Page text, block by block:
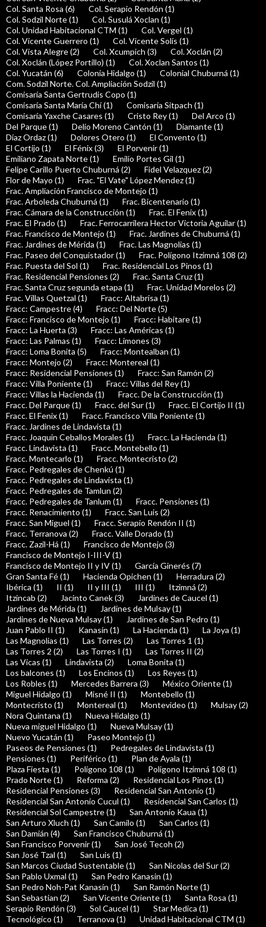
Col. Santa Rosa (6)
Col. Serapio Rendón (1)
Col. Sodzil Norte (1)
Col. Susulá Xoclan (1)
Col. Unidad Habitacional CTM (1)
Col. Vergel (1)
Col. Vicente Guerrero (1)
Col. Vicente Solís (1)
Col. Vista Alegre (2)
Col. Xcumpich (3)
Col. Xoclán (2)
Col. Xoclán (López Portillo) (1)
Col. Xoclan Santos (1)
Col. Yucatán (6)
Colonia Hidalgo (1)
Colonial Chuburná (1)
Com. Sodzil Norte. Col. Ampliación Sodzil (1)
Comisaría Santa Gertrudis Copo (1)
Comisaría Santa María Chí (1)
Comisaría Sitpach (1)
Comisaría Yaxche Casares (1)
Cristo Rey (1)
Del Arco (1)
Del Parque (1)
Delio Moreno Cantón (1)
Diamante (1)
Díaz Ordaz (1)
Dolores Otero (1)
El Convento (1)
El Cortijo (1)
El Fénix (3)
El Porvenir (1)
Emiliano Zapata Norte (1)
Emilio Portes Gil (1)
Felipe Carillo Puerto Chuburná (2)
Fidel Velazquez (2)
Flor de Mayo (1)
Frac. "El Vate" López Mendez (1)
Frac. Ampliación Francisco de Montejo (1)
Frac. Arboleda Chuburná (1)
Frac. Bicentenario (1)
Frac. Cámara de la Construcción (1)
Frac. El Fenix (1)
Frac. El Prado (1)
Frac. Ferrocarrilera Hector Victoria Aguilar (1)
Frac. Francisco de Montejo (1)
Frac. Jardines de Chuburná (1)
Frac. Jardines de Mérida (1)
Frac. Las Magnolias (1)
Frac. Paseo del Conquistador (1)
Frac. Polígono Itzimná 108 (2)
Frac. Puesta del Sol (1)
Frac. Residencial Los Pinos (1)
Frac. Residencial Pensiones (2)
Frac. Santa Cruz (1)
Frac. Santa Cruz segunda etapa (1)
Frac. Unidad Morelos (2)
Frac. Villas Quetzal (1)
Fracc: Altabrisa (1)
Fracc: Campestre (4)
Fracc: Del Norte (5)
Fracc: Francisco de Montejo (1)
Fracc: Habitare (1)
Fracc: La Huerta (3)
Fracc: Las Américas (1)
Fracc: Las Palmas (1)
Fracc: Limones (3)
Fracc: Loma Bonita (5)
Fracc: Montealban (1)
Fracc: Montejo (2)
Fracc: Montereal (1)
Fracc: Residencial Pensiones (1)
Fracc: San Ramón (2)
Fracc: Villa Poniente (1)
Fracc: Villas del Rey (1)
Fracc: Villas la Hacienda (1)
Fracc. De la Construcción (1)
Fracc. Del Parque (1)
Fracc. del Sur (1)
Fracc. El Cortijo II (1)
Fracc. El Fenix (1)
Fracc. Francisco Villa Poniente (1)
Fracc. Jardines de Lindavista (1)
Fracc. Joaquin Ceballos Morales (1)
Fracc. La Hacienda (1)
Fracc. Lindavista (1)
Fracc. Montebello (1)
Fracc. Montecarlo (1)
Fracc. Montecristo (2)
Fracc. Pedregales de Chenkú (1)
Fracc. Pedregales de Lindavista (1)
Fracc. Pedregales de Tamlun (2)
Fracc. Pedregales de Tanlum (1)
Fracc. Pensiones (1)
Fracc. Renacimiento (1)
Fracc. San Luis (2)
Fracc. San Miguel (1)
Fracc. Serapio Rendón II (1)
Fracc. Terranova (2)
Fracc. Valle Dorado (1)
Fracc. Zazil-Há (1)
Francisco de Montejo (3)
Francisco de Montejo I-III-V (1)
Francisco de Montejo II y IV (1)
García Ginerés (7)
Gran Santa Fé (1)
Hacienda Opichen (1)
Herradura (2)
Ibérica (1)
II (1) II y III (1) III (1)
Itzimná (2)
Itzincab (2)
Jacinto Canek (3)
Jardines de Caucel (1)
Jardines de Mérida (1)
Jardines de Mulsay (1)
Jardines de Nueva Mulsay (1)
Jardines de San Pedro (1)
Juan Pablo II (1)
Kanasín (1) La Hacienda (1)
La Joya (1)
Las Magnolias (1)
Las Torres (2)
Las Torres 1 (1)
Las Torres 2 (2)
Las Torres I (1)
Las Torres II (2)
Las Vicas (1)
Lindavista (2)
Loma Bonita (1)
Los balcones (1)
Los Encinos (1)
Los Reyes (1)
Los Robles (1)
Mercedes Barrera (3)
México Oriente (1)
Miguel Hidalgo (1)
Misné II (1)
Montebello (1)
Montecristo (1)
Montereal (1) Montevideo (1)
Mulsay (2)
Nora Quintana (1)
Nueva Hidalgo (1)
Nueva miguel Hidalgo (1)
Nueva Mulsay (1)
Nuevo Yucatán (1)
Paseo Montejo (1)
Paseos de Pensiones (1)
Pedregales de Lindavista (1)
Pensiones (1)
Periférico (1)
Plan de Ayala (1)
Plaza Fiesta (1)
Polígono 108 (1)
Poligono Itzimná 108 (1)
Prado Norte (1)
Reforma (2)
Residencial Los Pinos (1)
Residencial Pensiones (3)
Residencial San Antonio (1)
Residencial San Antonio Cucul (1)
Residencial San Carlos (1)
Residencial Sol Campestre (1)
San Antonio Kaua (1)
San Arturo Xluch (1)
San Camilo (1)
San Carlos (1)
San Damián (4)
San Francisco Chuburná (1)
San Francisco Porvenir (1)
San José Tecoh (2)
San José Tzal (1)
San Luis (1)
San Marcos Ciudad Sustentable (1)
San Nicolas del Sur (2)
San Pablo Uxmal (1)
San Pedro Kanasin (1)
San Pedro Noh-Pat Kanasín (1)
San Ramón Norte (1)
San Sebastian (2)
San Vicente Oriente (1)
Santa Rosa (1)
Serapio Rendón (3)
Sol Caucel (1)
Star Medica (1)
Tecnológico (1)
Terranova (1)
Unidad Habitacional CTM (1)